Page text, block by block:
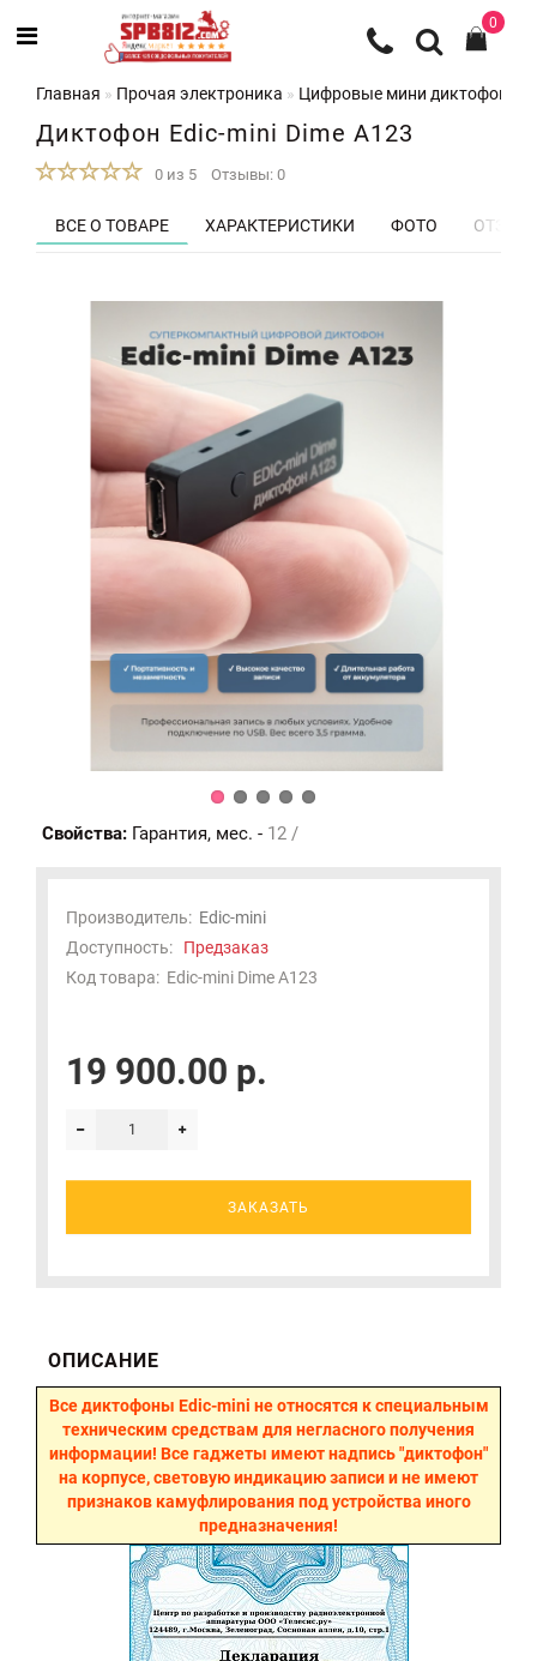
0
Главная Прочая электроника Цифровые мини диктофоны
Диктофон Edic-mini Dime А123
0 из 5 Отзывы: 0
ВСЕ О ТОВАРЕ ХАРАКТЕРИСТИКИ ФОТО
Свойства: Гарантия, мес. - 12 /
Производитель: Edic-mini
Доступность: Предзаказ
Код товара: Edic-mini Dime А123
19 900.00 р.
ЗАКАЗАТЬ
ОПИСАНИЕ
Все диктофоны Edic-mini не относятся к специальным
техническим средствам для негласного получения
информации! Все гаджеты имеют надпись "диктофон"
на корпусе, световую индикацию записи и не имеют
признаков камуфлирования под устройства иного
предназначения!